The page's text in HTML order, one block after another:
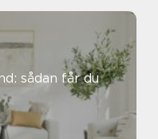
sådan får du